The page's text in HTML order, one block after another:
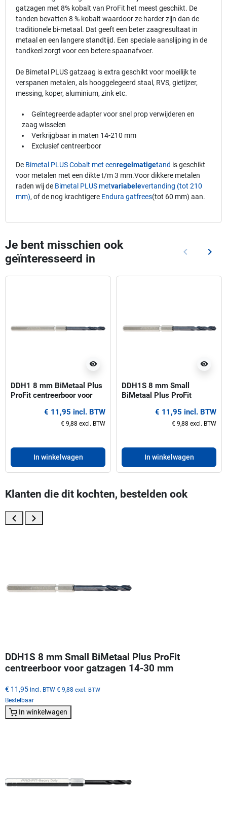
gatzagen met 8% kobalt van ProFit het meest geschikt. De
tanden bevatten 8 % kobalt waardoor ze harder zijn dan de
traditionele bi-metaal. Dat geeft een beter zaagresultaat in
metaal en een langere standtijd. Een speciale aanslijping in de
tandkeel zorgt voor een betere spaanafvoer.
De Bimetal PLUS gatzaag is extra geschikt voor moeilijk te
verspanen metalen, als hooggelegeerd staal, RVS, gietijzer,
messing, koper, aluminium, zink etc.
Geïntegreerde adapter voor snel prop verwijderen en
zaag wisselen
Verkrijgbaar in maten 14-210 mm
Exclusief centreerboor
De Bimetal PLUS Cobalt met eenregelmatigetand is geschikt
voor metalen met een dikte t/m 3 mm.Voor dikkere metalen
raden wij de Bimetal PLUS metvariabelevertanding (tot 210
mm), of de nog krachtigere Endura gatfrees(tot 60 mm) aan.
Je bent misschien ook
geïnteresseerd in
Vorige
keyboard_arrow_left keyboard_arrow_right
visibility
DDH1 8 mm BiMetaal Plus
ProFit centreerboor voor
€ 11,95 incl. BTW
€ 9,88 excl. BTW
In winkelwagen
visibility
DDH1S 8 mm Small
BiMetaal Plus ProFit
14-30 mm€ 11,95 incl. BTW
€ 9,88 excl. BTW
In winkelwagen
Klanten die dit kochten, bestelden ook
DDH1S 8 mm Small BiMetaal Plus ProFit
centreerboor voor gatzagen 14-30 mm
€ 11,95 incl. BTW € 9,88 excl. BTW
Bestelbaar
In winkelwagen